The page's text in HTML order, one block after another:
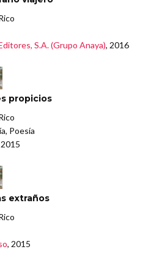
S.A. (Grupo Anaya), 2016
propicios
Poesía
2015
extraños
, 2015